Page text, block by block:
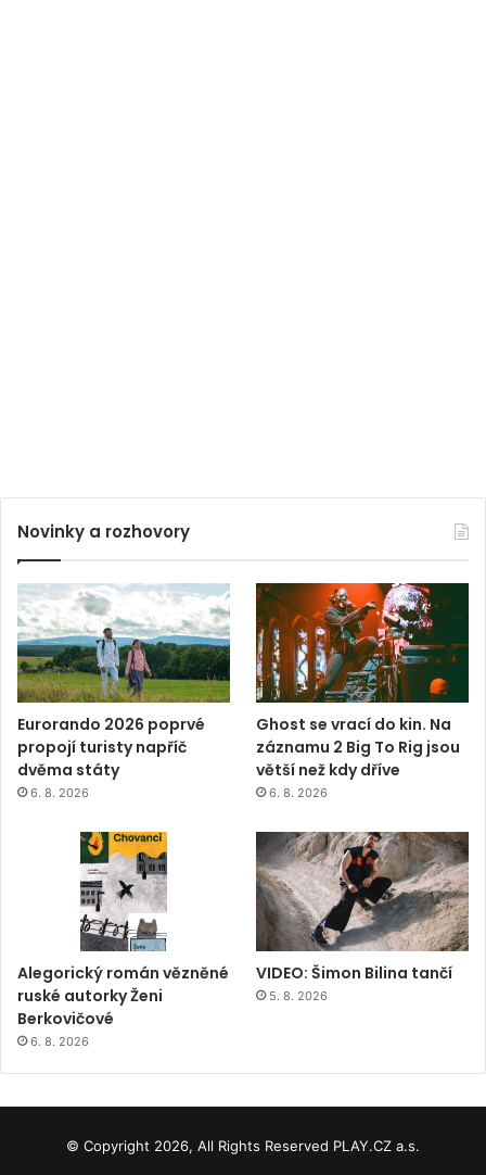
Novinky a rozhovory
Eurorando 2026 poprvé
propojí turisty napříč
dvěma státy
6. 8. 2026
Ghost se vrací do kin. Na
záznamu 2 Big To Rig jsou
větší než kdy dříve
6. 8. 2026
Alegorický román vězněné
ruské autorky Ženi
Berkovičové
6. 8. 2026
VIDEO: Šimon Bilina tančí
5. 8. 2026
© Copyright 2026, All Rights Reserved PLAY.CZ a.s.